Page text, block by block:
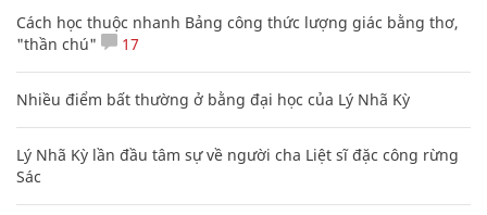
Cách học thuộc nhanh Bảng công thức lượng giác bằng thơ,
"thần chú"
17
Nhiều điểm bất thường ở bằng đại học của Lý Nhã Kỳ
Lý Nhã Kỳ lần đầu tâm sự về người cha Liệt sĩ đặc công rừng
Sác